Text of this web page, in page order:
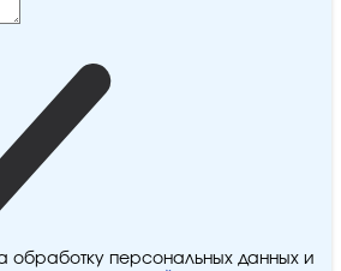
обработку персональных данных и